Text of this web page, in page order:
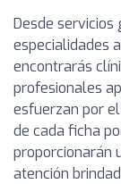
Desde
especialidades
encontrarás
profesionales
esfuerzan por
de cada ficha
proporcionarán
atención